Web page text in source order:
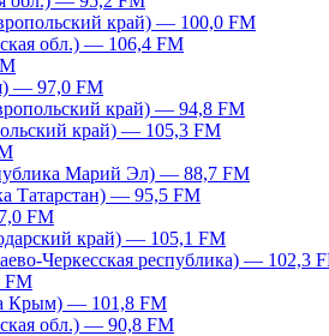
край) — 100,0 FM
обл.) — 106,4 FM
— 97,0 FM
край) — 94,8 FM
край) — 105,3 FM
Марий Эл) — 88,7 FM
Татарстан) — 95,5 FM
FM
край) — 105,1 FM
Черкесская республика) — 102,3
FM
Крым) — 101,8 FM
обл.) — 90,8 FM